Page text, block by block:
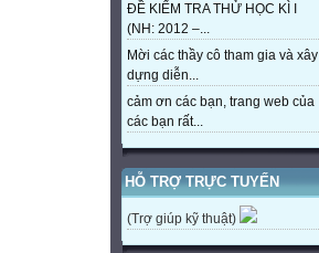
ĐỀ KIỂM TRA THỬ HỌC KÌ I
(NH: 2012 –...
Mời các thầy cô tham gia và xây
dựng diễn...
cảm ơn các bạn, trang web của
các bạn rất...
HỖ TRỢ TRỰC TUYẾN
(Trợ giúp kỹ thuật)